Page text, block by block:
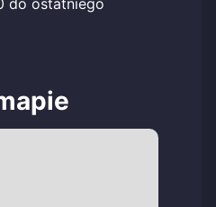
do ostatniego